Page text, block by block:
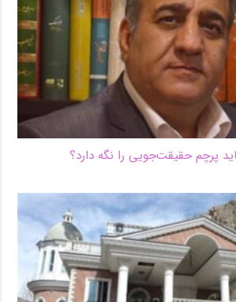
پرچم حقیقت‌جویی را نگه دارد؟